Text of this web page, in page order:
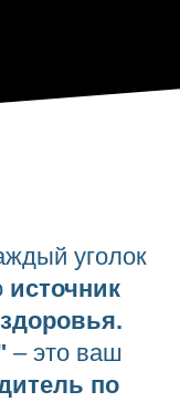
уголок
источник
– это ваш
по